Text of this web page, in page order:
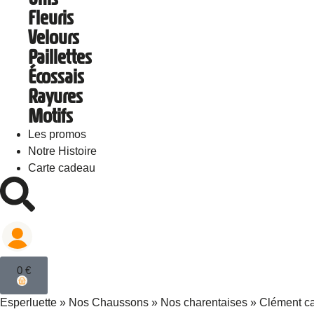
Fleuris
Velours
Paillettes
Écossais
Rayures
Motifs
Les promos
Notre Histoire
Carte cadeau
0 €
Esperluette » Nos Chaussons » Nos charentaises » Clément